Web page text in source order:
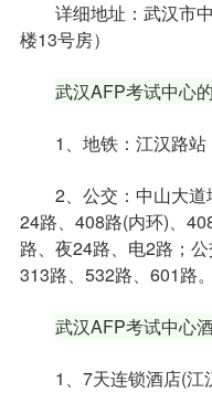
详细地址：武汉市中
楼13号房）
武汉AFP考试中心
1、地铁：江汉路站
2、公交：中山大道
24路、408路(内环)、
路、夜24路、电2路；
313路、532路、601路。
武汉AFP考试中心
1、7天连锁酒店(江